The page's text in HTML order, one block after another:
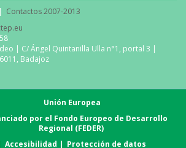
| Contactos 2007-2013
| C/ Ángel Quintanilla Ulla n°1, portal 3 |
Badajoz
Unión Europea
por el Fondo Europeo de Desarrollo
Regional (FEDER)
Accesibilidad | Protección de datos